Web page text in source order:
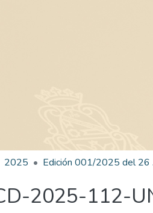
2025
2025-112-